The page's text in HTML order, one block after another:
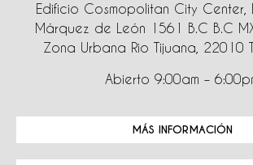
Edificio Cosmopolitan City Center,
Márquez de León 1561 B.C B.C
Zona Urbana Rio Tijuana, 22010
Abierto 9:00am –
MÁS INFORMACIÓN